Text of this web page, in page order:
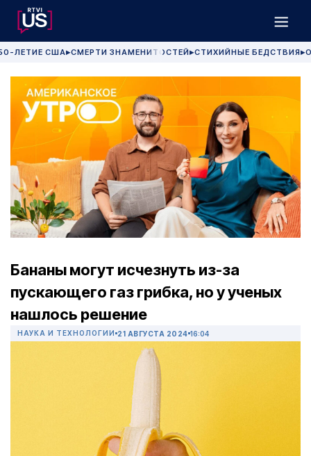
ЛЕТИЕ США▶СМЕРТИ ЗНАМЕНИТОСТЕЙ▶СТИХИЙНЫЕ БЕДСТВИЯ▶
Бананы могут исчезнуть из-за
пускающего газ грибка, но у ученых
нашлось решение
НАУКА И ТЕХНОЛОГИИ 21 АВГУСТА 2024 16:04